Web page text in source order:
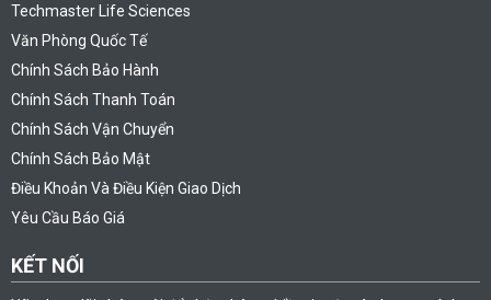
Techmaster Life Sciences
Văn Phòng Quốc Tế
Chính Sách Bảo Hành
Chính Sách Thanh Toán
Chính Sách Vận Chuyển
Chính Sách Bảo Mật
Điều Khoản Và Điều Kiện Giao Dịch
Yêu Cầu Báo Giá
KẾT NỐI